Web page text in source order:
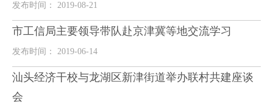
发布时间： 2019-08-21
市工信局主要领导带队赴京津冀等地交流学习
发布时间： 2019-06-14
汕头经济干校与龙湖区新津街道举办联村共建座谈
会